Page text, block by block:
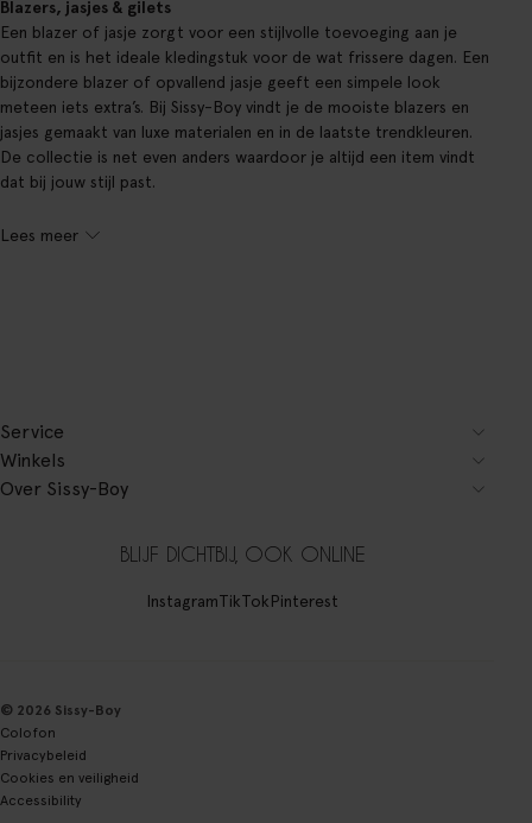
Blazers, jasjes & gilets
Een blazer of jasje zorgt voor een stijlvolle toevoeging aan je
outfit en is het ideale kledingstuk voor de wat frissere dagen. Een
bijzondere blazer of opvallend jasje geeft een simpele look
meteen iets extra’s. Bij Sissy-Boy vindt je de mooiste blazers en
jasjes gemaakt van luxe materialen en in de laatste trendkleuren.
De collectie is net even anders waardoor je altijd een item vindt
dat bij jouw stijl past.
Lees meer
Service
Winkels
Over Sissy-Boy
BLIJF DICHTBIJ, OOK ONLINE
InstagramTikTokPinterest
© 2026 Sissy-Boy
Colofon
Privacybeleid
Cookies en veiligheid
Accessibility